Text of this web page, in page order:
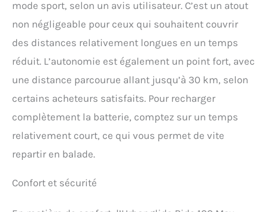
mode sport, selon un avis utilisateur. C’est un atout
non négligeable pour ceux qui souhaitent couvrir
des distances relativement longues en un temps
réduit. L’autonomie est également un point fort, avec
une distance parcourue allant jusqu’à 30 km, selon
certains acheteurs satisfaits. Pour recharger
complètement la batterie, comptez sur un temps
relativement court, ce qui vous permet de vite
repartir en balade.
Confort et sécurité